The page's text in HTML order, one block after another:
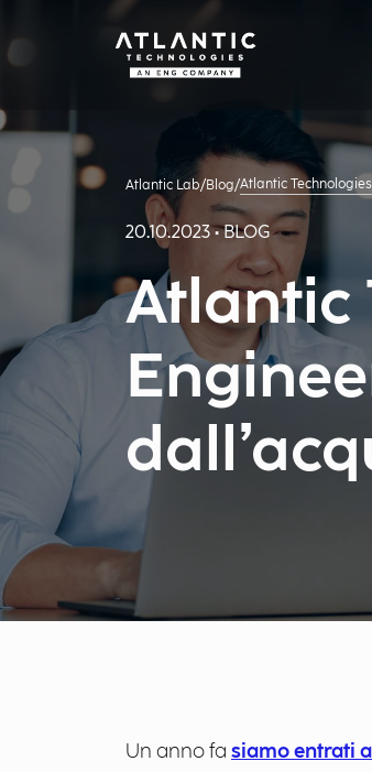
Atlantic Lab/Blog/Atlantic
20.10.2023 • BLOG
Atlantic
Un anno fa siamo entrati